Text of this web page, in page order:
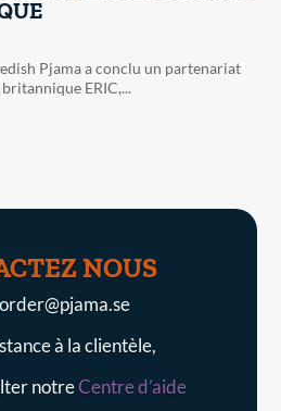
Pjama a conclu un partenariat
ERIC,...
NOUS
order@pjama.se
à la clientèle,
notreCentre d’aide